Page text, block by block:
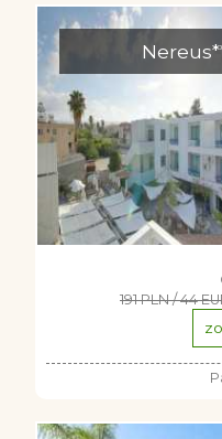
191 PLN / 44